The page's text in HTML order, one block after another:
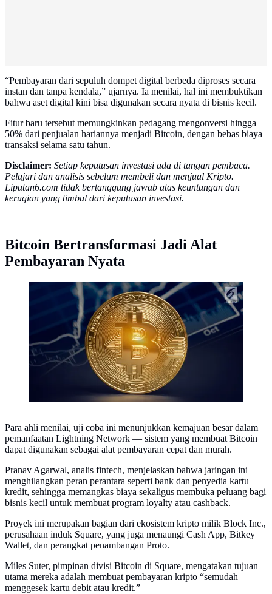
“Pembayaran dari sepuluh dompet digital berbeda diproses secara
instan dan tanpa kendala,” ujarnya. Ia menilai, hal ini membuktikan
bahwa aset digital kini bisa digunakan secara nyata di bisnis kecil.
Fitur baru tersebut memungkinkan pedagang mengonversi hingga
50% dari penjualan hariannya menjadi Bitcoin, dengan bebas biaya
transaksi selama satu tahun.
Disclaimer: Setiap keputusan investasi ada di tangan pembaca.
Pelajari dan analisis sebelum membeli dan menjual Kripto.
Liputan6.com tidak bertanggung jawab atas keuntungan dan
kerugian yang timbul dari keputusan investasi.
Bitcoin Bertransformasi Jadi Alat
Pembayaran Nyata
Ilustrasi Bitcoin (iStockPhoto)
Para ahli menilai, uji coba ini menunjukkan kemajuan besar dalam
pemanfaatan Lightning Network — sistem yang membuat Bitcoin
dapat digunakan sebagai alat pembayaran cepat dan murah.
Pranav Agarwal, analis fintech, menjelaskan bahwa jaringan ini
menghilangkan peran perantara seperti bank dan penyedia kartu
kredit, sehingga memangkas biaya sekaligus membuka peluang bagi
bisnis kecil untuk membuat program loyalty atau cashback.
Proyek ini merupakan bagian dari ekosistem kripto milik Block Inc.,
perusahaan induk Square, yang juga menaungi Cash App, Bitkey
Wallet, dan perangkat penambangan Proto.
Miles Suter, pimpinan divisi Bitcoin di Square, mengatakan tujuan
utama mereka adalah membuat pembayaran kripto “semudah
menggesek kartu debit atau kredit.”